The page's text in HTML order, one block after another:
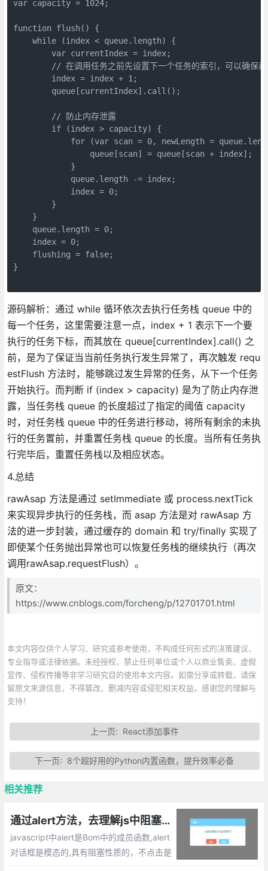
var capacity = 1024;
function flush() {
    while (index < queue.length) {
        var currentIndex = index;
// 在调用任务之前先设置下一个任务的索引，可以确保
        index = index + 1;
        queue[currentIndex].call();
        // 防止内存泄露
        if (index > capacity) {
for (var scan = 0, newLength =
                queue[scan] = queue[scan + index];
            }
            queue.length -= index;
            index = 0;
        }
    }
    queue.length = 0;
    index = 0;
    flushing = false;
}
源码解析：通过 while 循环依次去执行任务栈 queue 中的
每一个任务，这里需要注意一点，index + 1 表示下一个要
执行的任务下标，而其放在 queue[currentIndex].call() 之
前，是为了保证当当前任务执行发生异常了，再次触发 requ
estFlush 方法时，能够跳过发生异常的任务，从下一个任务
开始执行。而判断 if (index > capacity) 是为了防止内存泄
露，当任务栈 queue 的长度超过了指定的阈值 capacity
时，对任务栈 queue 中的任务进行移动，将所有剩余的未执
行的任务置前，并重置任务栈 queue 的长度。当所有任务执
行完毕后，重置任务栈以及相应状态。
4.总结
rawAsap 方法是通过 setImmediate 或 process.nextTick
来实现异步执行的任务栈，而 asap 方法是对 rawAsap 方
法的进一步封装，通过缓存的 domain 和 try/finally 实现了
即使某个任务抛出异常也可以恢复任务栈的继续执行（再次
调用rawAsap.requestFlush）。
原文：
https://www.cnblogs.com/forcheng/p/12701701.html
本文内容仅供个人学习、研究或参考使用，不构成任何形式的决策建议、
专业指导或法律依据。未经授权，禁止任何单位或个人以商业售卖、虚假
宣传、侵权传播等非学习研究目的使用本文内容。如需分享或转载，请保
留原文来源信息，不得篡改、删减内容或侵犯相关权益。感谢您的理解与
支持！
上一页: React添加事件
下一页: 8个超好用的Python内置函数，提升效率必备
相关推荐
通过alert方法，去理解js中阻塞、局部作用域、同步/异步任务
javascript中alert是Bom中的成员函数,alert
对话框是模态的,具有阻塞性质的，不点击是